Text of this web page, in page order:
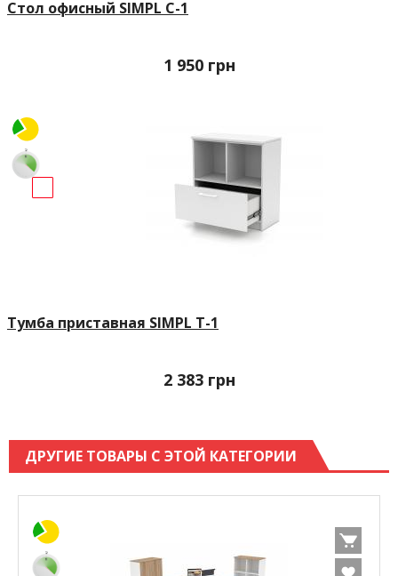
Стол офисный SIMPL С-1
1 950 грн
Тумба приставная SIMPL Т-1
2 383 грн
ДРУГИЕ ТОВАРЫ С ЭТОЙ КАТЕГОРИИ